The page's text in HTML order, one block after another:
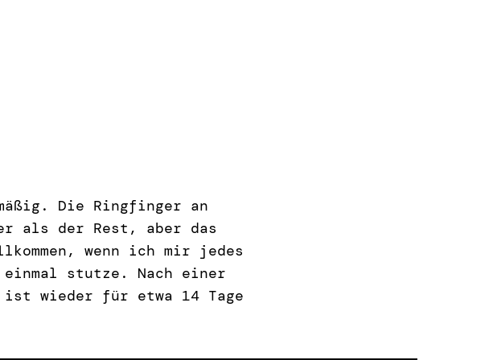
Die Ringfinger an
als der Rest, aber das
wenn ich mir jedes
einmal stutze. Nach einer
ist wieder für etwa 14 Tage